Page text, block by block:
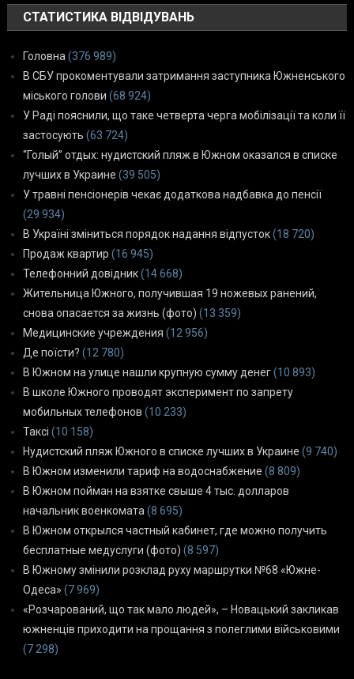
СТАТИСТИКА ВІДВІДУВАНЬ
Головна (376 989)
В СБУ прокоментували затримання заступника Южненського
міського голови (68 924)
У Раді пояснили, що таке четверта черга мобілізації та коли її
застосують (63 724)
“Голый” отдых: нудистский пляж в Южном оказался в списке
лучших в Украине (39 505)
У травні пенсіонерів чекає додаткова надбавка до пенсії
(29 934)
В Україні зміниться порядок надання відпусток(18 720)
Продаж квартир (16 945)
Телефонний довідник(14 668)
Жительница Южного, получившая 19 ножевых ранений,
снова опасается за жизнь (фото) (13 359)
Медицинские учреждения (12 956)
Де поїсти? (12 780)
В Южном на улице нашли крупную сумму денег(10 893)
В школе Южного проводят эксперимент по запрету
мобильных телефонов (10 233)
Таксі (10 158)
Нудистский пляж Южного в списке лучших в Украине (9 740)
В Южном изменили тариф на водоснабжение (8 809)
В Южном пойман на взятке свыше 4 тыс. долларов
начальник военкомата (8 695)
В Южном открылся частный кабинет, где можно получить
бесплатные медуслуги (фото) (8 597)
В Южному змінили розклад руху маршрутки №68 «Южне-
Одеса» (7 969)
«Розчарований, що так мало людей», – Новацький закликав
южненців приходити на прощання з полеглими військовими
(7 298)